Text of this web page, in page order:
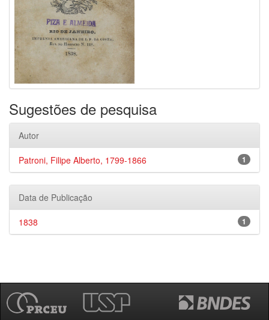
Sugestões de pesquisa
Autor
1
Patroni, Filipe Alberto, 1799-1866
Data de Publicação
1
1838